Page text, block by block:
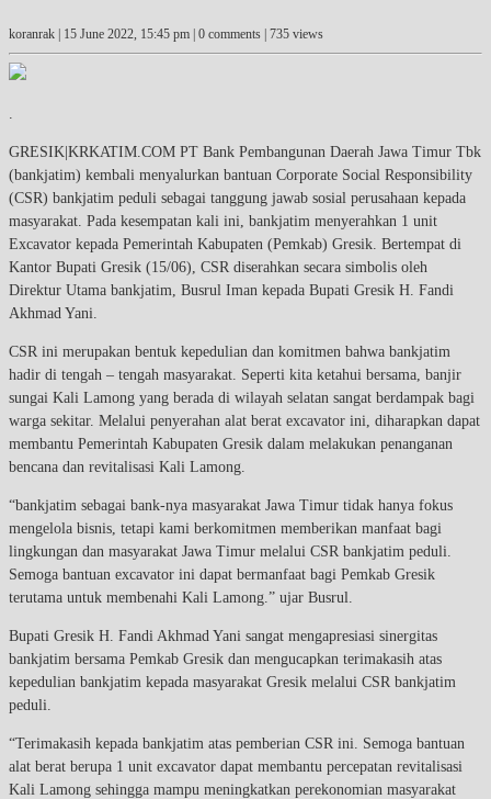
koranrak | 15 June 2022, 15:45 pm | 0 comments | 735 views
GRESIK|KRKATIM.COM PT Bank Pembangunan Daerah Jawa Timur Tbk
(bankjatim) kembali menyalurkan bantuan Corporate Social Responsibility
(CSR) bankjatim peduli sebagai tanggung jawab sosial perusahaan kepada
masyarakat. Pada kesempatan kali ini, bankjatim menyerahkan 1 unit
Excavator kepada Pemerintah Kabupaten (Pemkab) Gresik. Bertempat di
Kantor Bupati Gresik (15/06), CSR diserahkan secara simbolis oleh
Direktur Utama bankjatim, Busrul Iman kepada Bupati Gresik H. Fandi
Akhmad Yani.
CSR ini merupakan bentuk kepedulian dan komitmen bahwa bankjatim
hadir di tengah – tengah masyarakat. Seperti kita ketahui bersama, banjir
sungai Kali Lamong yang berada di wilayah selatan sangat berdampak bagi
warga sekitar. Melalui penyerahan alat berat excavator ini, diharapkan dapat
membantu Pemerintah Kabupaten Gresik dalam melakukan penanganan
bencana dan revitalisasi Kali Lamong.
“bankjatim sebagai bank-nya masyarakat Jawa Timur tidak hanya fokus
mengelola bisnis, tetapi kami berkomitmen memberikan manfaat bagi
lingkungan dan masyarakat Jawa Timur melalui CSR bankjatim peduli.
Semoga bantuan excavator ini dapat bermanfaat bagi Pemkab Gresik
terutama untuk membenahi Kali Lamong.” ujar Busrul.
Bupati Gresik H. Fandi Akhmad Yani sangat mengapresiasi sinergitas
bankjatim bersama Pemkab Gresik dan mengucapkan terimakasih atas
kepedulian bankjatim kepada masyarakat Gresik melalui CSR bankjatim
peduli.
“Terimakasih kepada bankjatim atas pemberian CSR ini. Semoga bantuan
alat berat berupa 1 unit excavator dapat membantu percepatan revitalisasi
Kali Lamong sehingga mampu meningkatkan perekonomian masyarakat